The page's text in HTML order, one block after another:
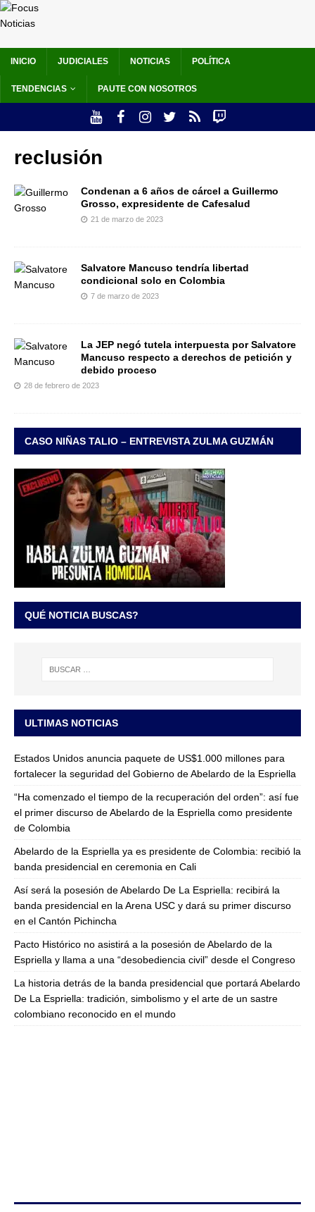
INICIO JUDICIALES NOTICIAS POLÍTICA
TENDENCIAS PAUTE CON NOSOTROS
reclusión
Condenan a 6 años de cárcel a Guillermo
Grosso, expresidente de Cafesalud
21 de marzo de 2023
Salvatore Mancuso tendría libertad
condicional solo en Colombia
7 de marzo de 2023
La JEP negó tutela interpuesta por Salvatore
Mancuso respecto a derechos de petición y
debido proceso
28 de febrero de 2023
CASO NIÑAS TALIO – ENTREVISTA ZULMA GUZMÁN
QUÉ NOTICIA BUSCAS?
ULTIMAS NOTICIAS
Estados Unidos anuncia paquete de US$1.000 millones para
fortalecer la seguridad del Gobierno de Abelardo de la Espriella
“Ha comenzado el tiempo de la recuperación del orden”: así fue
el primer discurso de Abelardo de la Espriella como presidente
de Colombia
Abelardo de la Espriella ya es presidente de Colombia: recibió la
banda presidencial en ceremonia en Cali
Así será la posesión de Abelardo De La Espriella: recibirá la
banda presidencial en la Arena USC y dará su primer discurso
en el Cantón Pichincha
Pacto Histórico no asistirá a la posesión de Abelardo de la
Espriella y llama a una “desobediencia civil” desde el Congreso
La historia detrás de la banda presidencial que portará Abelardo
De La Espriella: tradición, simbolismo y el arte de un sastre
colombiano reconocido en el mundo